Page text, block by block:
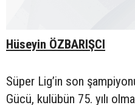
Hüseyin ÖZBARIŞCI
Süper Lig’in son
Gücü, kulübün 75. yılı